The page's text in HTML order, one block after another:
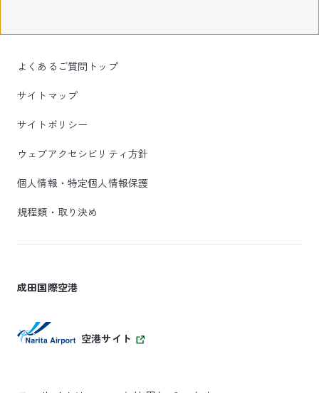
よくあるご質問トップ
サイトマップ
サイトポリシー
ウェブアクセシビリティ方針
個人情報・特定個人情報保護
規程類・取り決め
成田国際空港
空港サイト